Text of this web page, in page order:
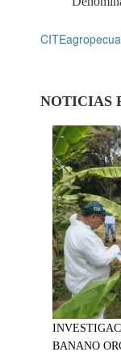
NOTICIAS
BANANO